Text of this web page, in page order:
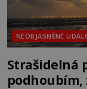
NEOBJASNĚNÉ
Strašidelná
podhoubím,